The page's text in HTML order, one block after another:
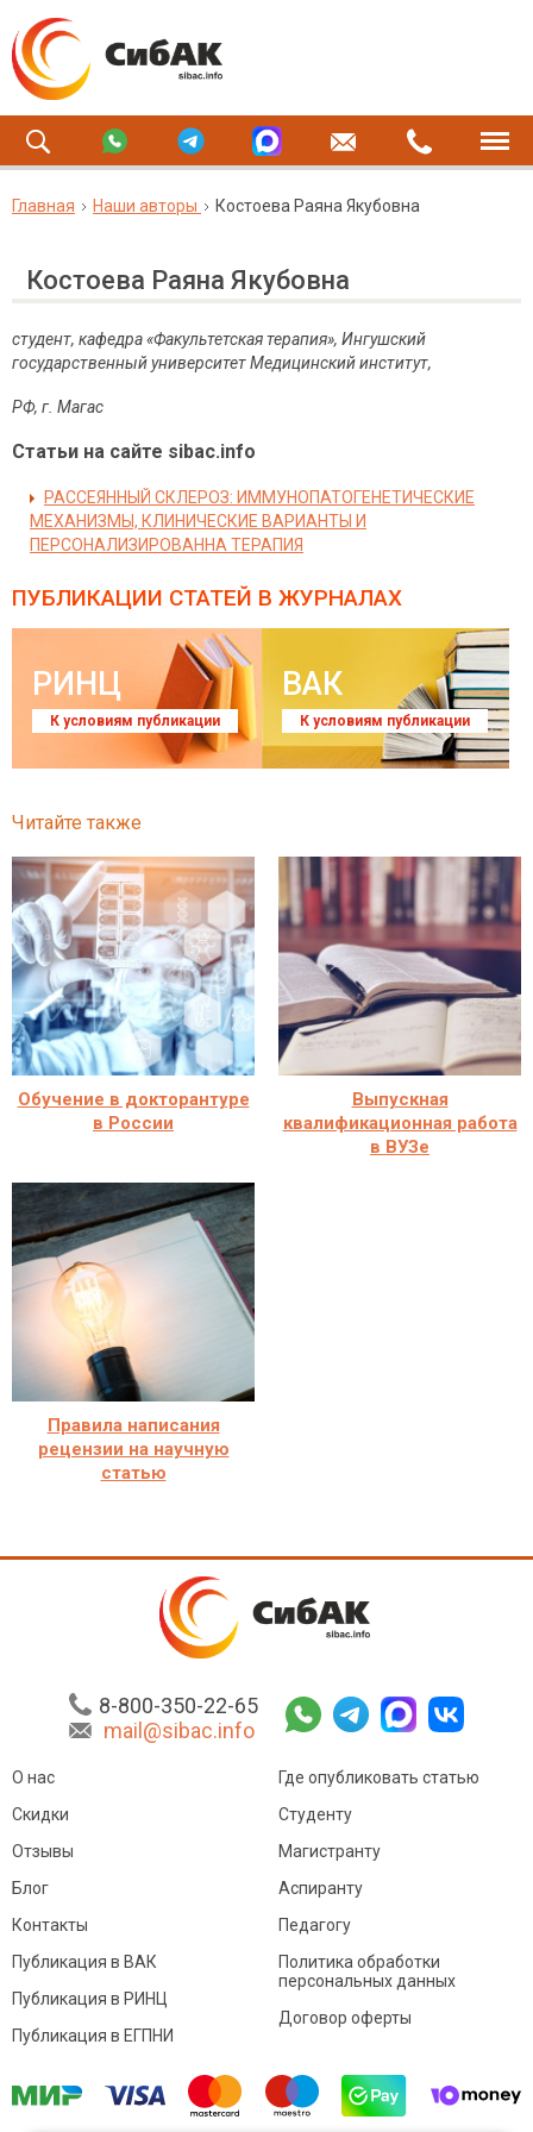
Главная Наши авторы Костоева Раяна Якубовна
Костоева Раяна Якубовна
студент, кафедра «Факультетская терапия», Ингушский
государственный университет Медицинский институт,
РФ, г. Магас
Статьи на сайте sibac.info
РАССЕЯННЫЙ СКЛЕРОЗ: ИММУНОПАТОГЕНЕТИЧЕСКИЕ
МЕХАНИЗМЫ, КЛИНИЧЕСКИЕ ВАРИАНТЫ И
ПЕРСОНАЛИЗИРОВАННА ТЕРАПИЯ
ПУБЛИКАЦИИ СТАТЕЙ В ЖУРНАЛАХ
РИНЦ
К условиям публикации
ВАК
К условиям публикации
Читайте также
Обучение в докторантуре
в России
Выпускная
квалификационная работа
в ВУЗе
Правила написания
рецензии на научную
статью
8-800-350-22-65
mail@sibac.info
О нас
Скидки
Отзывы
Блог
Контакты
Где опубликовать статью
Студенту
Магистранту
Аспиранту
Педагогу
Публикация в ВАК
Публикация в РИНЦ
Публикация в ЕГПНИ
Политика обработки
персональных данных
Договор оферты